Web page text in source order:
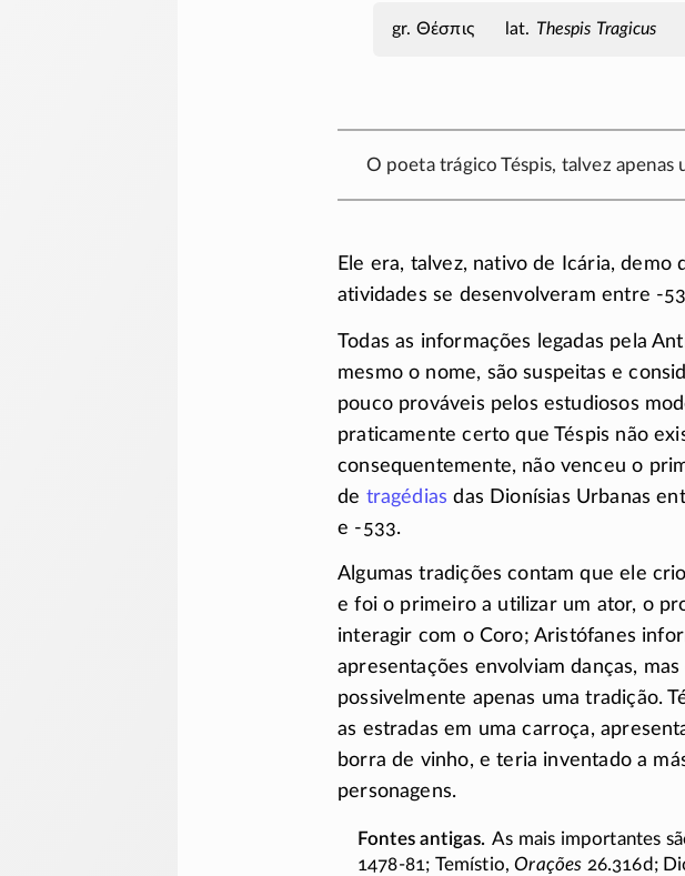
Θέσπις Thespis Tragicus
O poeta trágico Téspis, talvez
Ele era, talvez, nativo de Icária, demo
atividades se desenvolveram entre -
Todas as informações legadas pela
mesmo o nome, são suspeitas e
pouco prováveis pelos estudiosos
praticamente certo que Téspis não
consequentemente, não venceu o
de tragédias das Dionísias Urbanas
e -533.
Algumas tradições contam que ele
e foi o primeiro a utilizar um ator, o
interagir com o Coro; Aristófanes
apresentações envolviam danças, mas
possivelmente apenas uma tradição.
as estradas em uma carroça,
borra de vinho, e teria inventado a
personagens.
As mais importantes
1478-81; Temístio,Orações 26.316d;